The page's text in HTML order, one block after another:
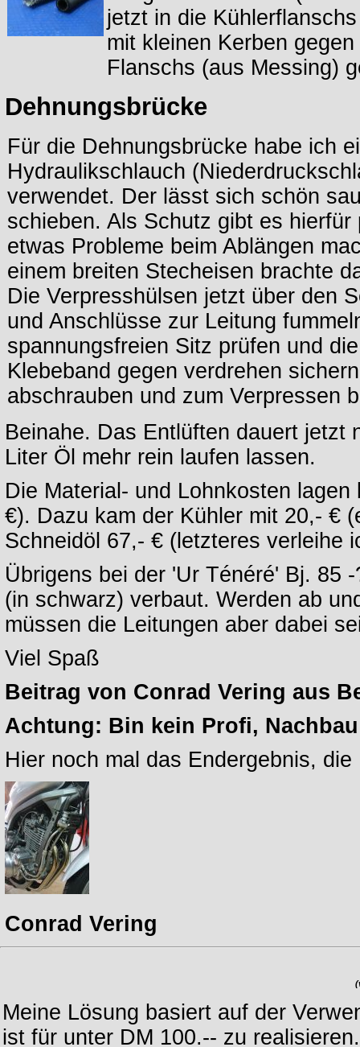
jetzt in die
mit kleinen Kerben
Flanschs (aus Messing)
Dehnungsbrücke
Für die Dehnungsbrücke habe ich
Hydraulikschlauch
verwendet. Der lässt sich schön
schieben. Als Schutz gibt es
etwas Probleme beim Ablängen
einem breiten Stecheisen brachte
Die Verpresshülsen jetzt über den
und Anschlüsse zur Leitung
spannungsfreien Sitz prüfen und
Klebeband gegen verdrehen
abschrauben und zum Verpressen
Beinahe. Das Entlüften dauert jetzt
Liter Öl mehr rein laufen lassen.
Die Material- und Lohnkosten
€). Dazu kam der Kühler mit 20,- €
Schneidöl 67,- € (letzteres verleihe
Übrigens bei der 'Ur Ténéré' Bj. 85
(in schwarz) verbaut. Werden ab
müssen die Leitungen aber dabei
Viel Spaß
Beitrag von Conrad Vering aus
Achtung: Bin kein Profi,
Hier noch mal das Endergebnis,
Conrad Vering
Meine Lösung basiert auf der
ist für unter DM 100.-- zu realisieren.